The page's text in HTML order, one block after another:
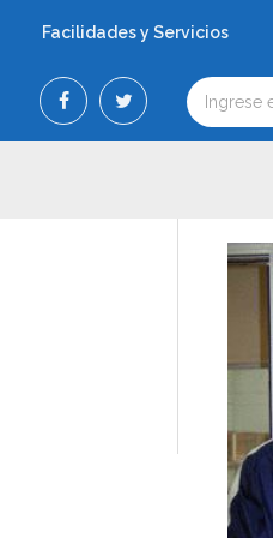
Facilidades y Servicios